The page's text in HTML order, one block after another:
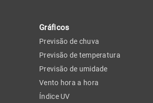
Gráficos
Previsão de chuva
Previsão de temperatura
Previsão de umidade
Vento hora a hora
Índice UV